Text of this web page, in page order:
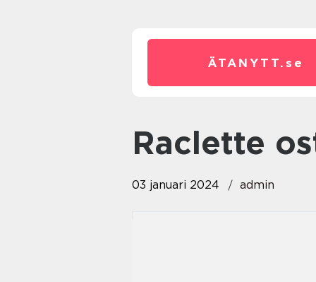
ÄTANYTT. se
raclette
03 januari 2024 admin